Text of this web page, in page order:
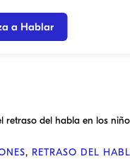
a Hablar
, RETRASO DEL